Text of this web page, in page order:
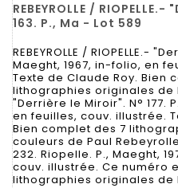
REBEYROLLE /
163. P., Ma - Lot 589
REBEYROLLE / RIOPELLE.-
Maeght, 1967, in-folio, en
Texte de Claude Roy. Bien
lithographies originales de
"Derrière le Miroir". N° 177.
en feuilles, couv. illustrée.
Bien complet des 7
couleurs de Paul
232. Riopelle. P., Maeght,
couv. illustrée. Ce numéro
lithographies originales de